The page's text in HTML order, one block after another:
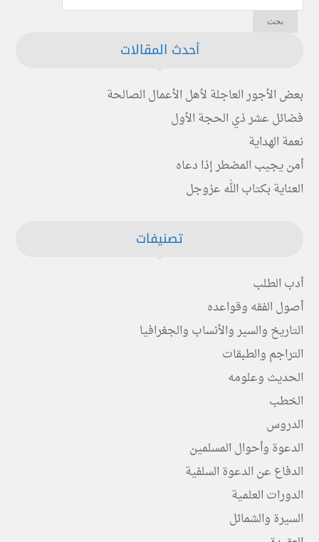
أحدث المقالات
بعض الأجور العاجلة لأهل الأعمال الصالحة
فضائل عشر ذي الحجة الأول
نعمة الهداية
أمن يجيب المضطر إذا دعاه
العناية بكتاب الله عزوجل
تصنيفات
أدب الطلب
أصول الفقه وقواعده
التاريخ والسير والأنساب والجغرافيا
التراجم والطبقات
الحديث وعلومه
الخطب
الدروس
الدعوة وأحوال المسلمين
الدفاع عن الدعوة السلفية
الدورات العلمية
السيرة والشمائل